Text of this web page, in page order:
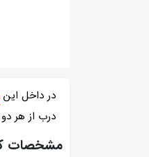
در داخل این
درب از هر
مشخصات